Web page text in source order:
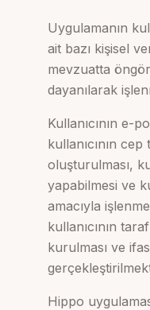
Uygulamanın
ait bazı kişisel
mevzuatta
dayanılarak
Kullanıcının e-
kullanıcının cep
oluşturulması,
yapabilmesi ve
amacıyla
kullanıcının
kurulması ve
Hippo